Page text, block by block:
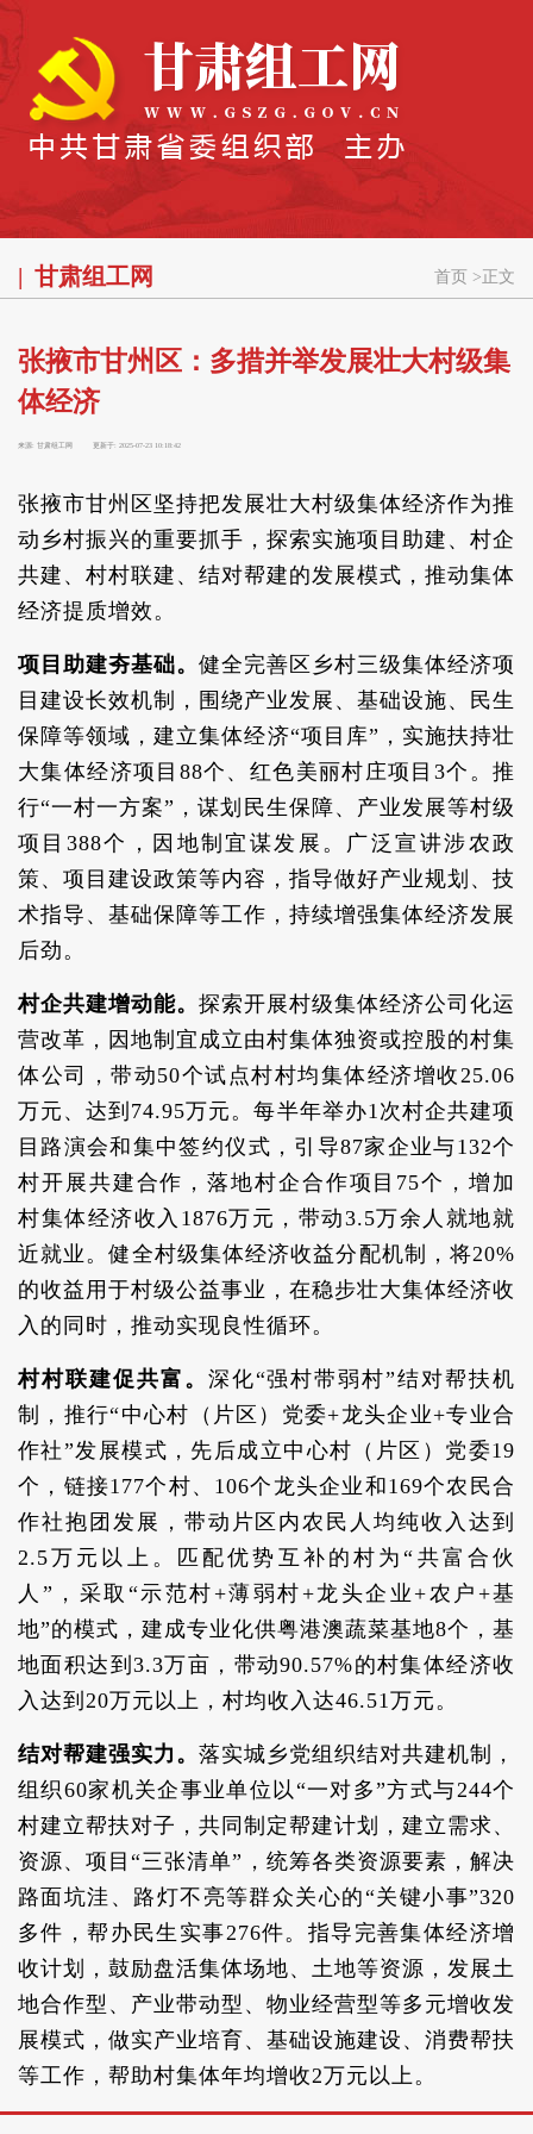
甘肃组工网 首页 > 正文
张掖市甘州区：多措并举发展壮大村级集
体经济
来源: 甘肃组工网 更新于: 2025-07-23 10:18:42
张掖市甘州区坚持把发展壮大村级集体经济作为推
动乡村振兴的重要抓手，探索实施项目助建、村企
共建、村村联建、结对帮建的发展模式，推动集体
经济提质增效。
项目助建夯基础。 健全完善区乡村三级集体经济项
目建设长效机制，围绕产业发展、基础设施、民生
保障等领域，建立集体经济“项目库”，实施扶持壮
大集体经济项目88个、红色美丽村庄项目3个。推
行“一村一方案”，谋划民生保障、产业发展等村级
项目388个，因地制宜谋发展。广泛宣讲涉农政
策、项目建设政策等内容，指导做好产业规划、技
术指导、基础保障等工作，持续增强集体经济发展
后劲。
村企共建增动能。 探索开展村级集体经济公司化运
营改革，因地制宜成立由村集体独资或控股的村集
体公司，带动50个试点村村均集体经济增收25.06
万元、达到74.95万元。每半年举办1次村企共建项
目路演会和集中签约仪式，引导87家企业与132个
村开展共建合作，落地村企合作项目75个，增加
村集体经济收入1876万元，带动3.5万余人就地就
近就业。健全村级集体经济收益分配机制，将20%
的收益用于村级公益事业，在稳步壮大集体经济收
入的同时，推动实现良性循环。
村村联建促共富。 深化“强村带弱村”结对帮扶机
制，推行“中心村（片区）党委+龙头企业+专业合
作社”发展模式，先后成立中心村（片区）党委19
个，链接177个村、106个龙头企业和169个农民合
作社抱团发展，带动片区内农民人均纯收入达到
2.5万元以上。匹配优势互补的村为“共富合伙
人”，采取“示范村+薄弱村+龙头企业+农户+基
地”的模式，建成专业化供粤港澳蔬菜基地8个，基
地面积达到3.3万亩，带动90.57%的村集体经济收
入达到20万元以上，村均收入达46.51万元。
结对帮建强实力。 落实城乡党组织结对共建机制，
组织60家机关企事业单位以“一对多”方式与244个
村建立帮扶对子，共同制定帮建计划，建立需求、
资源、项目“三张清单”，统筹各类资源要素，解决
路面坑洼、路灯不亮等群众关心的“关键小事”320
多件，帮办民生实事276件。指导完善集体经济增
收计划，鼓励盘活集体场地、土地等资源，发展土
地合作型、产业带动型、物业经营型等多元增收发
展模式，做实产业培育、基础设施建设、消费帮扶
等工作，帮助村集体年均增收2万元以上。